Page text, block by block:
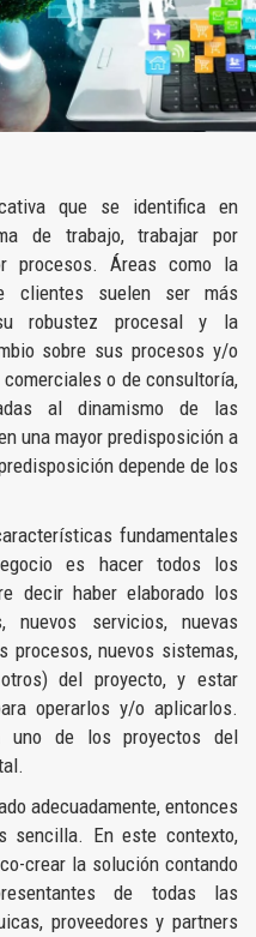
que se identifica en
de trabajo, trabajar por
procesos. Áreas como la
clientes suelen ser más
robustez procesal y la
sobre sus procesos y/o
o de consultoría,
al dinamismo de las
una mayor predisposición a
depende de los
fundamentales
es hacer todos los
decir haber elaborado los
nuevos servicios, nuevas
procesos, nuevos sistemas,
del proyecto, y estar
operarlos y/o aplicarlos.
uno de los proyectos del
adecuadamente, entonces
sencilla. En este contexto,
crear la solución contando
de todas las
proveedores y partners